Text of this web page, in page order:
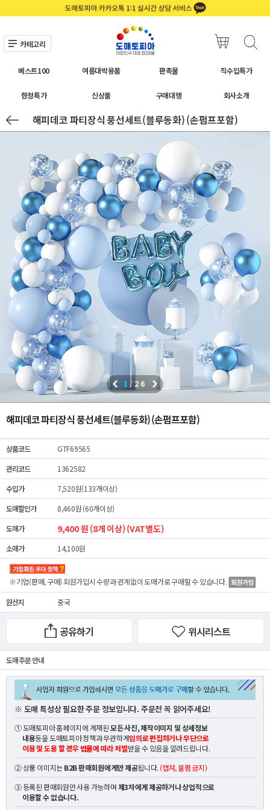
카테고리
베스트100 여름대박용품 판촉물 직수입특가
한정특가 신상품 구매대행 회사소개
해피데코 파티장식 풍선세트(블루동화) (손펌프포함)
1 / 26
해피데코 파티장식 풍선세트(블루동화) (손펌프포함)
상품코드
GTF69565
관리코드
1362582
수입가
7,520원(133개이상)
도매할인가
8,460원 (60개이상)
도매가
9,400 원 (8개 이상) (VAT별도)
소매가 14,100원
※기업(판매, 구매) 회원가입시 수량과 관계없이도매가로 구매할 수 있습니다.
원산지 중국
공유하기 위시리스트
도매 주문 안내
※ 도매 특성상 필요한 주문 정보입니다. 주문전 꼭 읽어주세요!
① 도매토피아 홈페이지에 게재된모든 사진, 제작이미지 및 상세정보
내용등을 도매토피아 정책과 무관하게임의로 편집하거나 무단으로
이용 및 도용 할 경우 법률에 따라 처벌받을 수 있음을 알려드립니다.
② 상품 이미지는B2B 판매회원에게만 제공됩니다.(캡쳐, 불펌 금지)
③ 등록된 판매회원만 사용 가능하며제3자에게 제공하거나 상업적으로
이용할 수 없습니다.